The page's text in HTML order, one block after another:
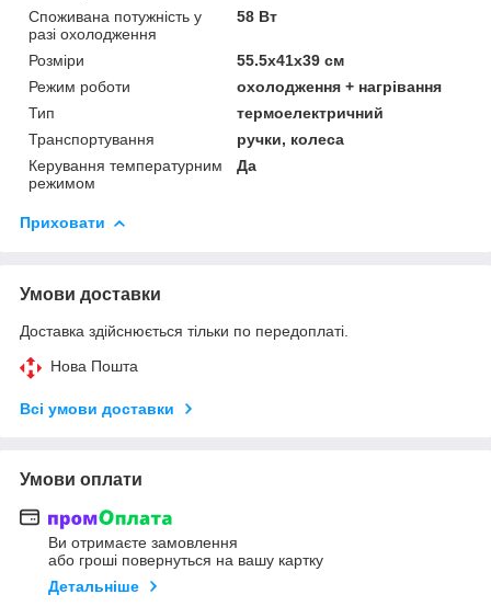
Споживана потужність у
разі охолодження
58 Вт
Розміри
55.5x41x39 см
Режим роботи
охолодження + нагрівання
Тип
термоелектричний
Транспортування
ручки, колеса
Керування температурним
режимом
Да
Приховати
Умови доставки
Доставка здійснюється тільки по передоплаті.
Нова Пошта
Всі умови доставки
Умови оплати
Ви отримаєте замовлення
або гроші повернуться на вашу картку
Детальніше